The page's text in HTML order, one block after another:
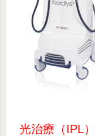
光治療（IPL）